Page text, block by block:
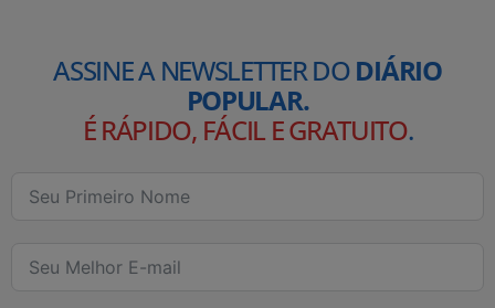
ASSINE A NEWSLETTER DODIÁRIO
POPULAR.
É RÁPIDO, FÁCIL E GRATUITO.